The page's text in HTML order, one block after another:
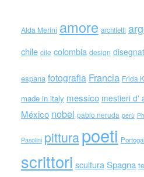
Alda Merini amore architetti
chile cile colombia design
espana fotografia Francia Frida
made in italy messico mestieri d'
México nobel pablo neruda perù
Pasolini pitturapoeti
scrittori scultura Spagna